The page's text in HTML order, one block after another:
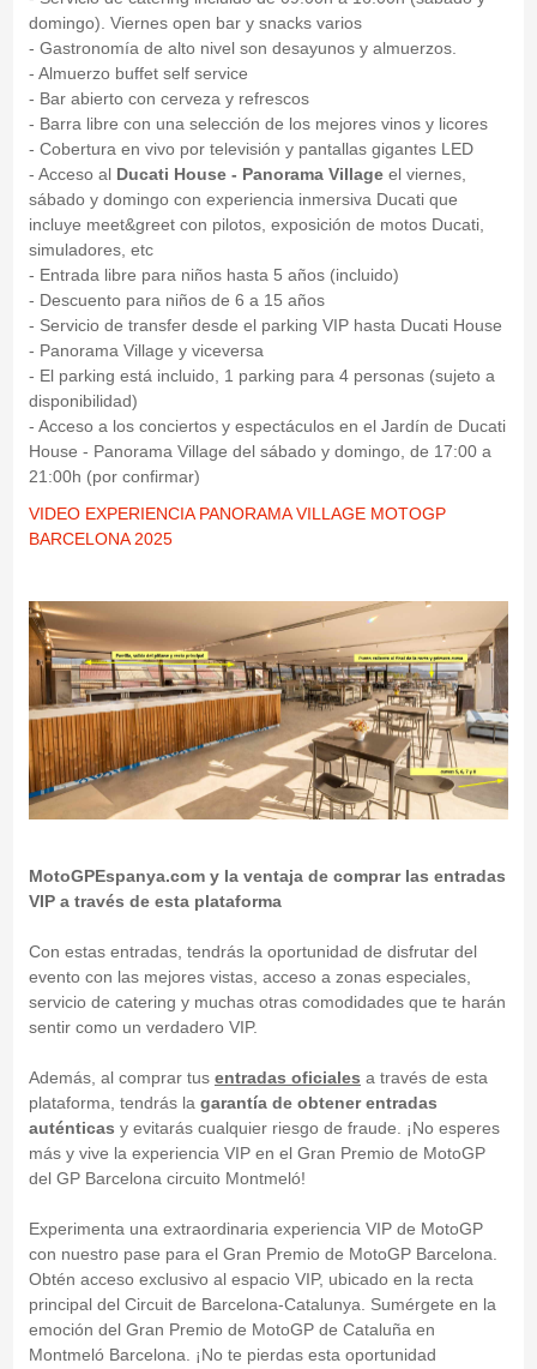
domingo). Viernes open bar y snacks varios
- Gastronomía de alto nivel son desayunos y almuerzos.
- Almuerzo buffet self service
- Bar abierto con cerveza y refrescos
- Barra libre con una selección de los mejores vinos y licores
- Cobertura en vivo por televisión y pantallas gigantes LED
- Acceso al Ducati House - Panorama Villageel viernes,
sábado y domingo con experiencia inmersiva Ducati que
incluye meet&greet con pilotos, exposición de motos Ducati,
simuladores, etc
- Entrada libre para niños hasta 5 años (incluido)
- Descuento para niños de 6 a 15 años
- Servicio de transfer desde el parking VIP hasta Ducati House
- Panorama Village y viceversa
- El parking está incluido, 1 parking para 4 personas (sujeto a
disponibilidad)
- Acceso a los conciertos y espectáculos en el Jardín de Ducati
House - Panorama Village del sábado y domingo, de 17:00 a
21:00h (por confirmar)
VIDEO EXPERIENCIA PANORAMA VILLAGE MOTOGP
BARCELONA 2025
MotoGPEspanya.com y la ventaja de comprar las entradas
VIP a través de esta plataforma
Con estas entradas, tendrás la oportunidad de disfrutar del
evento con las mejores vistas, acceso a zonas especiales,
servicio de catering y muchas otras comodidades que te harán
sentir como un verdadero VIP.
Además, al comprar tus entradas oficiales a través de esta
plataforma, tendrás la garantía de obtener entradas
auténticas y evitarás cualquier riesgo de fraude. ¡No esperes
más y vive la experiencia VIP en el Gran Premio de MotoGP
del GP Barcelona circuito Montmeló!
Experimenta una extraordinaria experiencia VIP de MotoGP
con nuestro pase para el Gran Premio de MotoGP Barcelona.
Obtén acceso exclusivo al espacio VIP, ubicado en la recta
principal del Circuit de Barcelona-Catalunya. Sumérgete en la
emoción del Gran Premio de MotoGP de Cataluña en
Montmeló Barcelona. ¡No te pierdas esta oportunidad